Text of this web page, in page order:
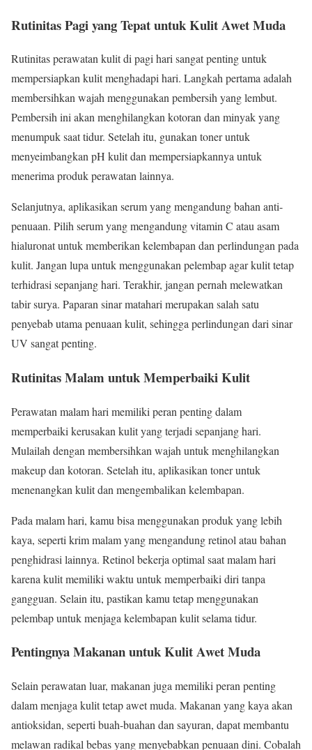
Rutinitas Pagi yang Tepat untuk Kulit Awet Muda
Rutinitas perawatan kulit di pagi hari sangat penting untuk
mempersiapkan kulit menghadapi hari. Langkah pertama adalah
membersihkan wajah menggunakan pembersih yang lembut.
Pembersih ini akan menghilangkan kotoran dan minyak yang
menumpuk saat tidur. Setelah itu, gunakan toner untuk
menyeimbangkan pH kulit dan mempersiapkannya untuk
menerima produk perawatan lainnya.
Selanjutnya, aplikasikan serum yang mengandung bahan anti-
penuaan. Pilih serum yang mengandung vitamin C atau asam
hialuronat untuk memberikan kelembapan dan perlindungan pada
kulit. Jangan lupa untuk menggunakan pelembap agar kulit tetap
terhidrasi sepanjang hari. Terakhir, jangan pernah melewatkan
tabir surya. Paparan sinar matahari merupakan salah satu
penyebab utama penuaan kulit, sehingga perlindungan dari sinar
UV sangat penting.
Rutinitas Malam untuk Memperbaiki Kulit
Perawatan malam hari memiliki peran penting dalam
memperbaiki kerusakan kulit yang terjadi sepanjang hari.
Mulailah dengan membersihkan wajah untuk menghilangkan
makeup dan kotoran. Setelah itu, aplikasikan toner untuk
menenangkan kulit dan mengembalikan kelembapan.
Pada malam hari, kamu bisa menggunakan produk yang lebih
kaya, seperti krim malam yang mengandung retinol atau bahan
penghidrasi lainnya. Retinol bekerja optimal saat malam hari
karena kulit memiliki waktu untuk memperbaiki diri tanpa
gangguan. Selain itu, pastikan kamu tetap menggunakan
pelembap untuk menjaga kelembapan kulit selama tidur.
Pentingnya Makanan untuk Kulit Awet Muda
Selain perawatan luar, makanan juga memiliki peran penting
dalam menjaga kulit tetap awet muda. Makanan yang kaya akan
antioksidan, seperti buah-buahan dan sayuran, dapat membantu
melawan radikal bebas yang menyebabkan penuaan dini. Cobalah